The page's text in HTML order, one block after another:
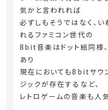
気かと言われれば
必ずしもそうではなく、
れるファミコン世代の
8bit音楽はドット絵同様
あり
現在においても8bitサウ
ジックが存在するなど、
レトロゲームの音楽も人